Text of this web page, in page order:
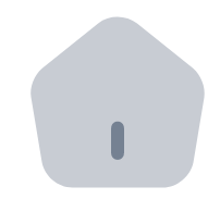
Distributeurs
Intégrez un ATM
API Bitnovo
Intégrez notre API